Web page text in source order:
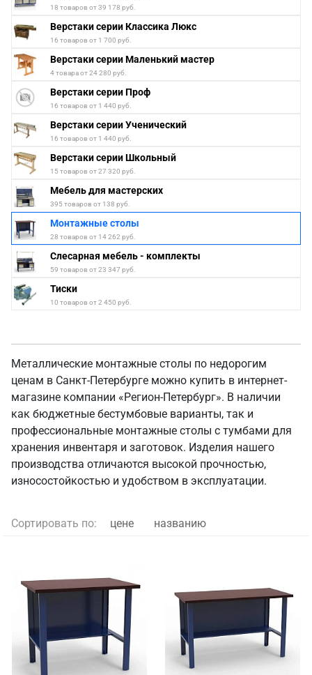
18 товаров от 39 178 руб.
Верстаки серии Классика Люкс
16 товаров от 1 700 руб.
Верстаки серии Маленький мастер
4 товара от 24 280 руб.
Верстаки серии Проф
16 товаров от 1 440 руб.
Верстаки серии Ученический
16 товаров от 1 440 руб.
Верстаки серии Школьный
15 товаров от 27 320 руб.
Мебель для мастерских
395 товаров от 138 руб.
Монтажные столы
28 товаров от 14 262 руб.
Слесарная мебель - комплекты
59 товаров от 23 347 руб.
Тиски
10 товаров от 2 450 руб.
Металлические монтажные столы по недорогим
ценам в Санкт-Петербурге можно купить в интернет-
магазине компании «Регион-Петербург». В наличии
как бюджетные бестумбовые варианты, так и
профессиональные монтажные столы с тумбами для
хранения инвентаря и заготовок. Изделия нашего
производства отличаются высокой прочностью,
износостойкостью и удобством в эксплуатации.
Сортировать по: цене названию